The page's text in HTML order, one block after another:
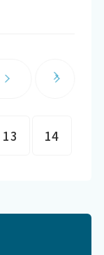
13 14